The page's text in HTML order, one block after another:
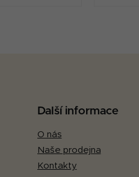
Další informace
O nás
Naše prodejna
Kontakty